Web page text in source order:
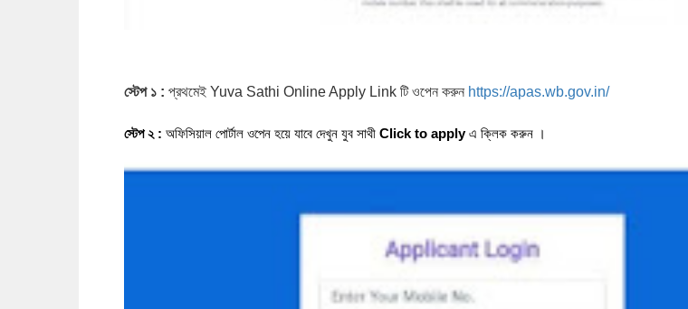
স্টেপ ১ : প্রথমেই Yuva Sathi Online Apply Link টি ওপেন করুন https://apas.wb.gov.in/
স্টেপ ২ : অফিসিয়াল পোর্টাল ওপেন হয়ে যাবে দেখুন যুব সাথী Click to apply এ ক্লিক করুন ।